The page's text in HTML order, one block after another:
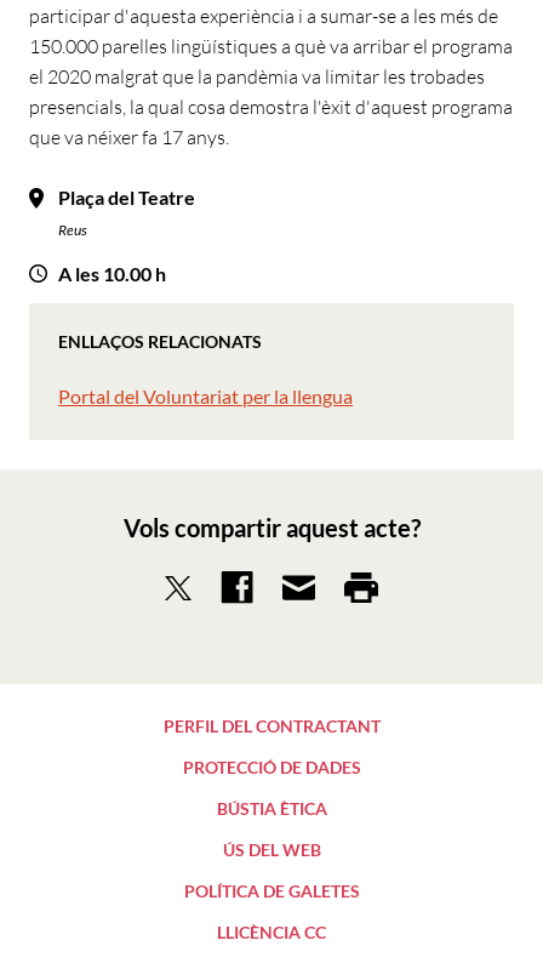
participar d'aquesta experiència i a sumar-se a les més de
150.000 parelles lingüístiques a què va arribar el programa
el 2020 malgrat que la pandèmia va limitar les trobades
presencials, la qual cosa demostra l'èxit d'aquest programa
que va néixer fa 17 anys.
Plaça del Teatre
Reus
A les 10.00 h
ENLLAÇOS RELACIONATS
Portal del Voluntariat per la llengua
Vols compartir aquest acte?
PERFIL DEL CONTRACTANT
PROTECCIÓ DE DADES
BÚSTIA ÈTICA
ÚS DEL WEB
POLÍTICA DE GALETES
LLICÈNCIA CC